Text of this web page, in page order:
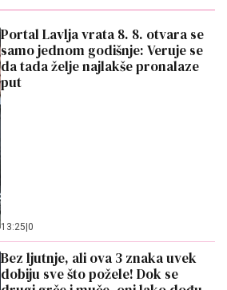
Portal Lavlja vrata 8. 8. otvara se
samo jednom godišnje: Veruje se
da tada želje najlakše pronalaze
put
13:25|0
Bez ljutnje, ali ova 3 znaka uvek
dobiju sve što požele! Dok se